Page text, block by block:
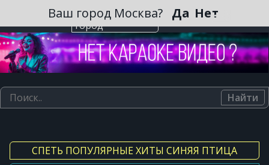
Выберите
город
Ваш город Москва? Да Нет
Найти
СПЕТЬ ПОПУЛЯРНЫЕ ХИТЫ СИНЯЯ ПТИЦА